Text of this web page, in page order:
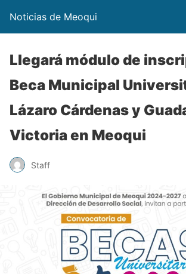
Noticias de Meoqui
Llegará módulo de
Beca Municipal
Lázaro Cárdenas y
Victoria en Meoqui
Staff